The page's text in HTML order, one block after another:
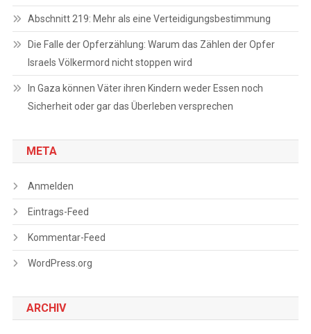
Abschnitt 219: Mehr als eine Verteidigungsbestimmung
Die Falle der Opferzählung: Warum das Zählen der Opfer
Israels Völkermord nicht stoppen wird
In Gaza können Väter ihren Kindern weder Essen noch
Sicherheit oder gar das Überleben versprechen
META
Anmelden
Eintrags-Feed
Kommentar-Feed
WordPress.org
ARCHIV